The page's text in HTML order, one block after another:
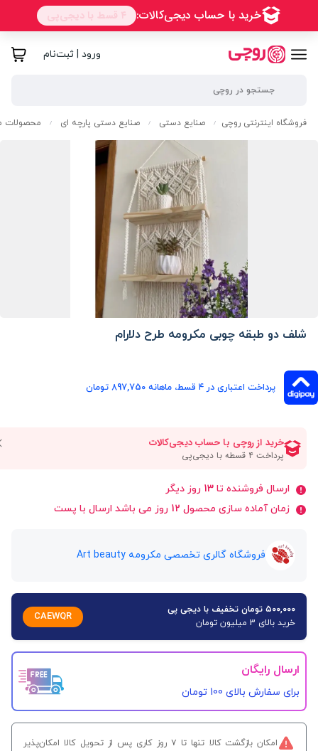
ورود | ثبت‌نام
فروشگاه اینترنتی روچی / صنایع دستی / صنایع دستی پارچه ای / محصولات
شلف دو طبقه چوبی مکرومه طرح دلارام
پرداخت اعتباری در ۴ قسط، ماهانه 897,750 تومان
ارسال فروشنده تا 13 روز دیگر
زمان آماده سازی محصول 12 روز می باشد ارسال با پست
فروشگاه گالری تخصصی مکرومه Art beauty
۵۰۰,۰۰۰ تومان تخفیف با دیجی پی
خرید بالای 3 میلیون تومان
CAEWQR
ارسال رایگان
برای سفارش‌ بالای 100 تومان
امکان بازگشت کالا تنها تا ۷ روز کاری پس از تحویل کالا امکان‌پذیر